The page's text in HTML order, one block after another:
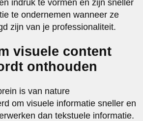
indruk te vormen en zijn sneller
te ondernemen wanneer ze
zijn van je professionaliteit.
visuele content
onthouden
is van nature
om visuele informatie sneller en
dan tekstuele informatie.